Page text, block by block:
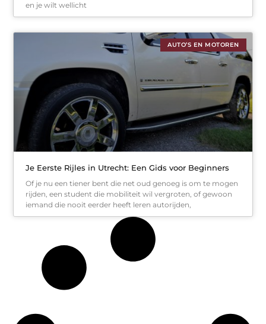
en je wilt wellicht
AUTO’S EN MOTOREN
Je Eerste Rijles in Utrecht: Een Gids voor Beginners
Of je nu een tiener bent die net oud genoeg is om te mogen
rijden, een student die mobiliteit wil vergroten, of gewoon
iemand die nooit eerder heeft leren autorijden,